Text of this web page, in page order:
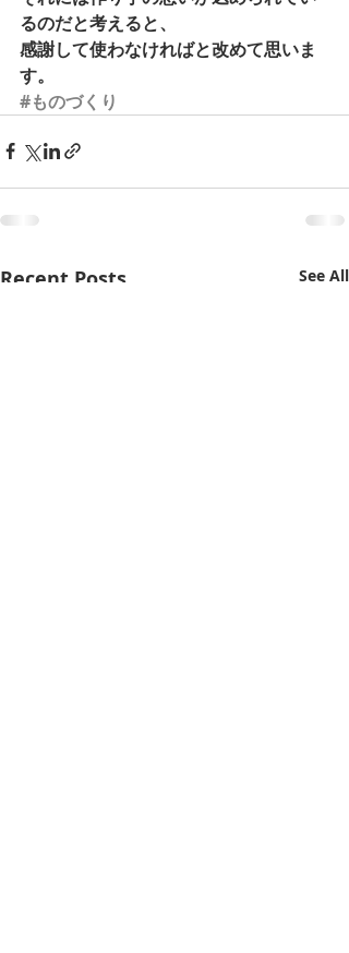
るのだと考えると、
感謝して使わなければと改めて思いま
す。
#ものづくり
Recent Posts See All